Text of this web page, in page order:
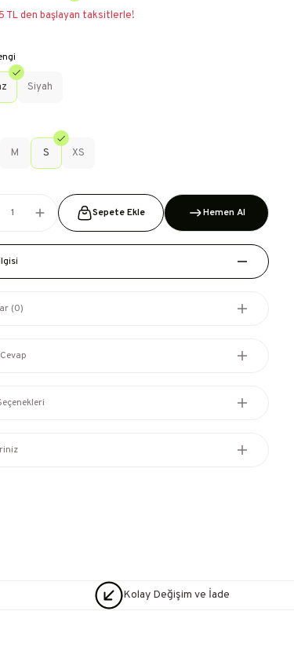
TL den başlayan taksitlerle!
Siyah
M S XS
Sepete Ekle Hemen Al
(0)
Kolay Değişim ve İade